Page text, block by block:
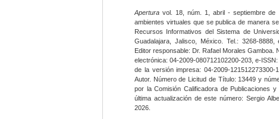
Apertura vol. 18, núm. 1, abril - septiembre de
ambientes virtuales que se publica de manera
Recursos Informativos del Sistema de
Guadalajara, Jalisco, México. Tel.: 3268-
Editor responsable: Dr. Rafael Morales
electrónica: 04-2009-080712102200-203, e-
de la versión impresa: 04-2009-
Autor. Número de Licitud de Título: 13449 y
por la Comisión Calificadora de Publicaciones
última actualización de este número: Sergio
2026.